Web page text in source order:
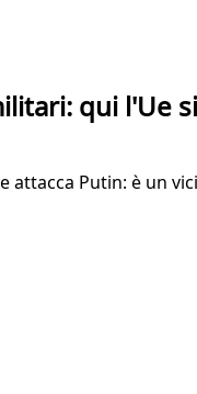
qui l'Ue
attacca Putin: è un